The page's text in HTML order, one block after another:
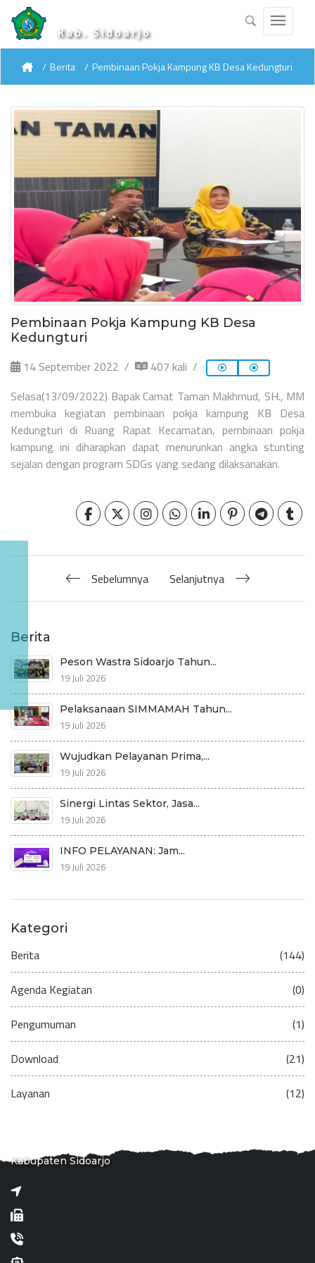
Kab. Sidoarjo
Berita Pembinaan Pokja Kampung KB Desa Kedungturi
Pembinaan Pokja Kampung KB Desa
Kedungturi
14 September 2022
407 kali
Selasa(13/09/2022) Bapak Camat Taman Makhmud, SH., MM
membuka kegiatan pembinaan pokja kampung KB Desa
Kedungturi di Ruang Rapat Kecamatan, pembinaan pokja
kampung ini diharapkan dapat menurunkan angka stunting
sejalan dengan program SDGs yang sedang dilaksanakan.
Sebelumnya Selanjutnya
Berita
Peson Wastra Sidoarjo Tahun...
19 Juli 2026
Pelaksanaan SIMMAMAH Tahun...
19 Juli 2026
Wujudkan Pelayanan Prima,...
19 Juli 2026
Sinergi Lintas Sektor, Jasa...
19 Juli 2026
INFO PELAYANAN: Jam...
19 Juli 2026
Kategori
Berita (144)
Agenda Kegiatan (0)
Pengumuman (1)
Download (21)
Layanan (12)
Kabupaten Sidoarjo